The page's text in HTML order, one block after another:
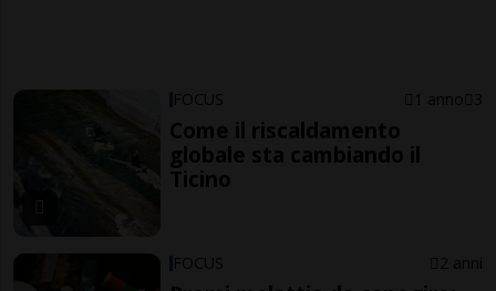
FOCUS 1 anno 3
Come il riscaldamento
globale sta cambiando il
Ticino
FOCUS 2 anni